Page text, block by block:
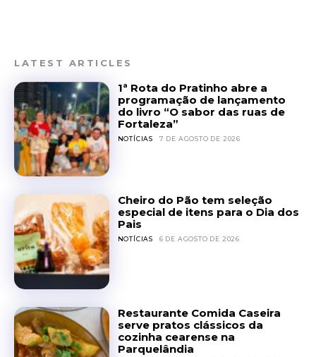
LATEST ARTICLES
1ª Rota do Pratinho abre a
programação de lançamento
do livro “O sabor das ruas de
Fortaleza”
NOTÍCIAS 7 DE AGOSTO DE 2026
Cheiro do Pão tem seleção
especial de itens para o Dia dos
Pais
NOTÍCIAS 6 DE AGOSTO DE 2026
Restaurante Comida Caseira
serve pratos clássicos da
cozinha cearense na
Parquelândia